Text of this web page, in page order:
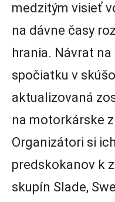
medzitým visieť
na dávne časy
hrania. Návrat
spočiatku v
aktualizovaná
na motorkárske
Organizátori si
predskokanov k
skupín Slade,